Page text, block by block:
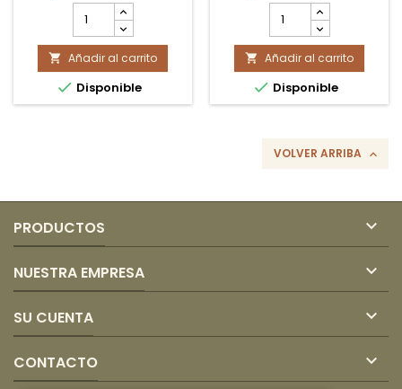
cantidad
del
producto
SALSA
HABANERA
ROJO
145gr
 Añadir al carrito
 Disponible
cantidad
del
producto
SALSA
HABANERA
VERDE
145gr
 Añadir al carrito
 Disponible
VOLVER ARRIBA 
PRODUCTOS 
NUESTRA EMPRESA 
SU CUENTA 
CONTACTO 